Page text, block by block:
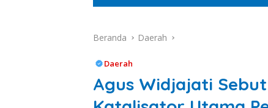
Beranda Daerah
Daerah
Agus Widjajati